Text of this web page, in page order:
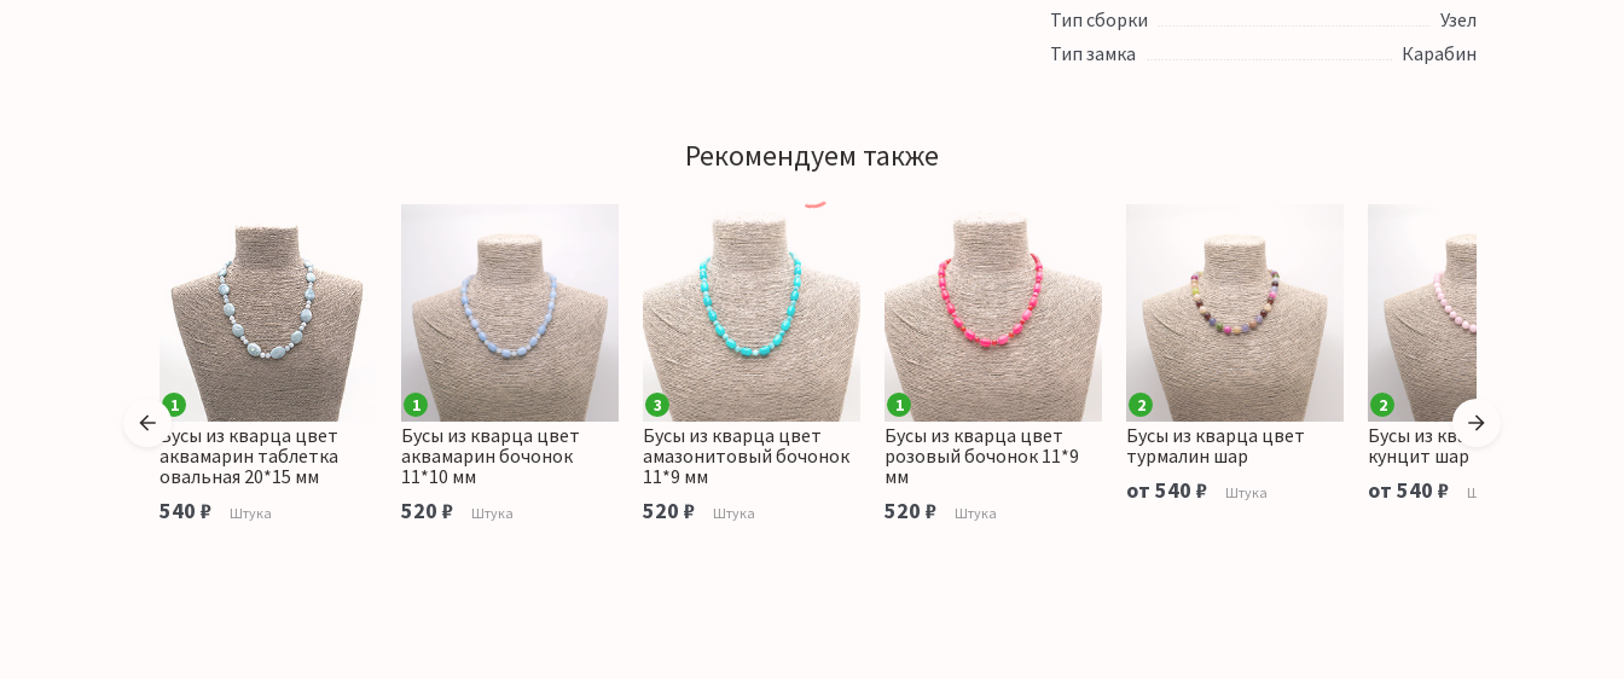
Тип сборки
Узел
Тип замка
Карабин
Рекомендуем также
1
Бусы из кварца цвет
аквамарин таблетка
овальная 20*15 мм
540 ₽ Штука
1
Бусы из кварца цвет
аквамарин бочонок
11*10 мм
520 ₽ Штука
3
Бусы из кварца цвет
амазонитовый бочонок
11*9 мм
520 ₽ Штука
1
Бусы из кварца цвет
розовый бочонок 11*9
мм
520 ₽ Штука
2
Бусы из кварца цвет
турмалин шар
от 540 ₽ Штука
2
Бусы из кварца цвет
кунцит шар
от 540 ₽ Штука